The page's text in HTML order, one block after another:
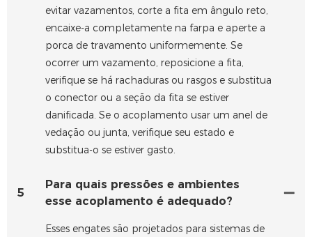
evitar vazamentos, corte a fita em ângulo reto,
encaixe-a completamente na farpa e aperte a
porca de travamento uniformemente. Se
ocorrer um vazamento, reposicione a fita,
verifique se há rachaduras ou rasgos e substitua
o conector ou a seção da fita se estiver
danificada. Se o acoplamento usar um anel de
vedação ou junta, verifique seu estado e
substitua-o se estiver gasto.
5
Para quais pressões e ambientes
esse acoplamento é adequado?
Esses engates são projetados para sistemas de